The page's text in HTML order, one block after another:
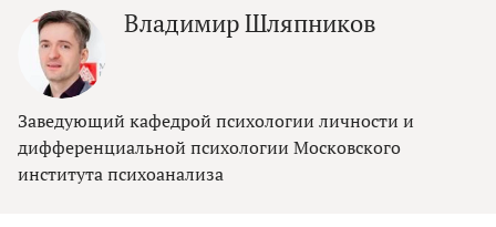
Владимир Шляпников
Заведующий кафедрой психологии личности и
дифференциальной психологии Московского
института психоанализа